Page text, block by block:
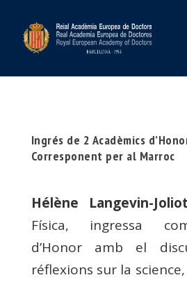
Ingrés de 2 Acadèmics
Corresponent per al Marroc
Hélène Langevin-
Física, ingressa
d’Honor amb el
réflexions sur la